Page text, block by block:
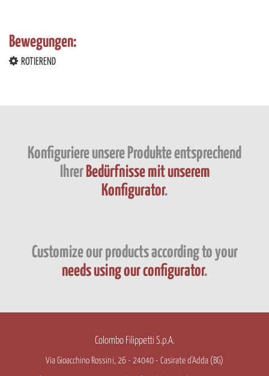
Bewegungen:
ROTIEREND
Konfiguriere unsere Produkte entsprechend
Ihrer Bedürfnisse mit unserem
Konfigurator.
Customize our products according to your
needs using our configurator.
Colombo Filippetti S.p.A.
Via Gioacchino Rossini, 26 - 24040 - Casirate d'Adda (BG)